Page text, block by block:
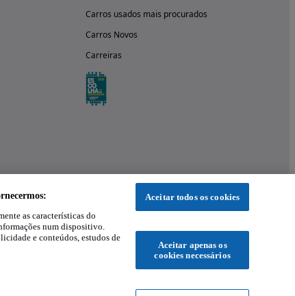
Carros usados mais procurados
Carros Novos
Carreiras
as características do
num dispositivo.
e conteúdos, estudos de
Aceitar todos os cookies
Aceitar apenas os
cookies necessários